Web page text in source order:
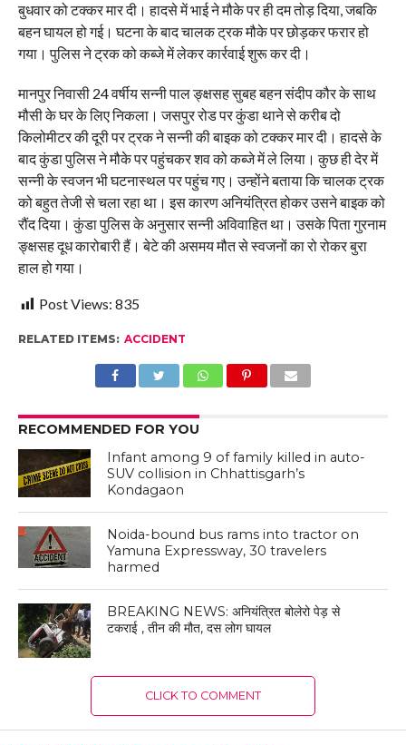
बुधवार को टक्कर मार दी। हादसे में भाई ने मौके पर ही दम तोड़ दिया, जबकि
बहन घायल हो गई। घटना के बाद चालक ट्रक मौके पर छोड़कर फरार हो
गया। पुलिस ने ट्रक को कब्जे में लेकर कार्रवाई शुरू कर दी।
मानपुर निवासी 24 वर्षीय सन्नी पाल ङ्क्षसह सुबह बहन संदीप कौर के साथ
मौसी के घर के लिए निकला। जसपुर रोड पर कुंडा थाने से करीब दो
किलोमीटर की दूरी पर ट्रक ने सन्नी की बाइक को टक्कर मार दी। हादसे के
बाद कुंडा पुलिस ने मौके पर पहुंचकर शव को कब्जे में ले लिया। कुछ ही देर में
सन्नी के स्वजन भी घटनास्थल पर पहुंच गए। उन्होंने बताया कि चालक ट्रक
को बहुत तेजी से चला रहा था। इस कारण अनियंत्रित होकर उसने बाइक को
रौंद दिया। कुंडा पुलिस के अनुसार सन्नी अविवाहित था। उसके पिता गुरनाम
ङ्क्षसह दूध कारोबारी हैं। बेटे की असमय मौत से स्वजनों का रो रोकर बुरा
हाल हो गया।
Post Views: 835
RELATED ITEMS: ACCIDENT
RECOMMENDED FOR YOU
Infant among 9 of family killed in auto-
SUV collision in Chhattisgarh’s
Kondagaon
Noida-bound bus rams into tractor on
Yamuna Expressway, 30 travelers
harmed
BREAKING NEWS: अनियंत्रित बोलेरो पेड़ से
टकराई , तीन की मौत, दस लोग घायल
CLICK TO COMMENT